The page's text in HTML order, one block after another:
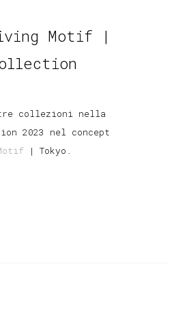
Motif |
collezioni nella
2023 nel concept
| Tokyo.